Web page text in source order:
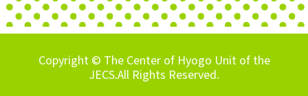
Copyright © The Center of Hyogo Unit of the
JECS.All Rights Reserved.